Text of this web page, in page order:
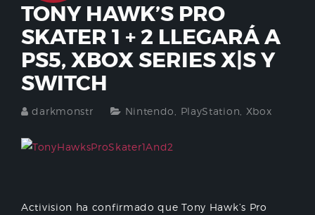
TONY HAWK’S PRO
SKATER 1 + 2 LLEGARÁ A
PS5, XBOX SERIES X|S Y
SWITCH
darkmonstr Nintendo PlayStation Xbox
Activision ha confirmado que Tony Hawk’s Pro